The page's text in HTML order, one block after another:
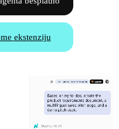
ekstenziju